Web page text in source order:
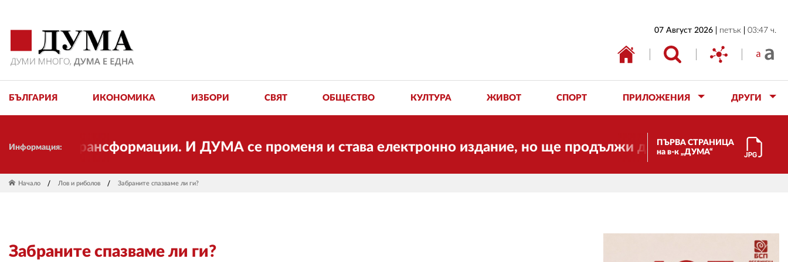
07 Август 2026 петък 03:47 ч.
БЪЛГАРИЯ ИКОНОМИКА ИЗБОРИ СВЯТ ОБЩЕСТВО КУЛТУРА ЖИВОТ СПОРТ ПРИЛОЖЕНИЯ ДРУГИ
Информация:
от трансформации. И ДУМА се променя и става електронно издание, но ще продължи да работи за вас и за
ПЪРВА СТРАНИЦА
на в-к „ДУМА“
Начало Лов и риболов Забраните спазваме ли ги?
Забраните спазваме ли ги?
ИКОНОМИКА
ОБЩЕСТВО